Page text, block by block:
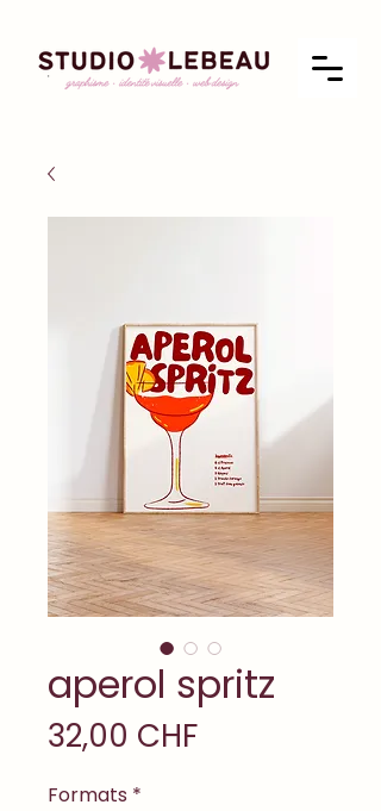
aperol spritz
32,00 CHFPrix
Formats *